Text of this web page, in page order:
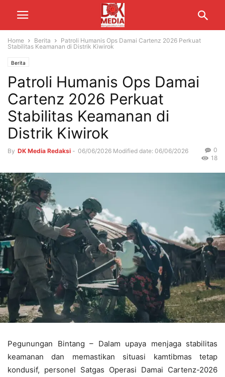
Home Berita
Patroli Humanis Ops Damai Cartenz 2026 Perkuat
Stabilitas Keamanan di Distrik Kiwirok
Berita
Patroli Humanis Ops Damai
Cartenz 2026 Perkuat
Stabilitas Keamanan di
Distrik Kiwirok
By DK Media Redaksi - 06/06/2026 Modified date: 06/06/2026
0
18
Pegunungan Bintang – Dalam upaya menjaga stabilitas
keamanan dan memastikan situasi kamtibmas tetap
kondusif, personel Satgas Operasi Damai Cartenz-2026